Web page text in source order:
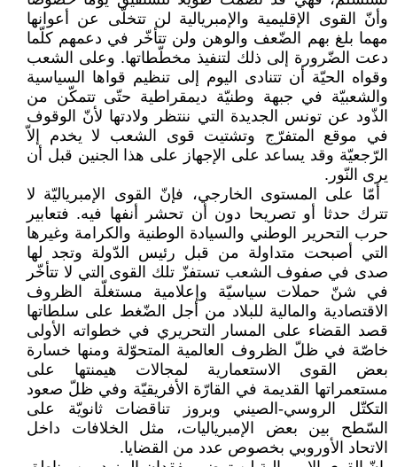
وأنّ القوى الإقليمية والإمبريالية ‏لن تتخلّى عن أعوانها
مهما بلغ بهم ‏الضّعف والوهن ولن تتأخّر في دعمهم ‏كلّما
دعت الضّرورة إلى ذلك لتنفيذ ‏مخطّطاتها. وعلى الشعب
وقواه الحيّة أن ‏تتنادى اليوم إلى تنظيم قواها السياسية
‏والشعبيّة في جبهة وطنيّة ديمقراطية حتّى ‏تتمكّن من
الذّود عن تونس الجديدة التي ‏ننتظر ولادتها لأنّ الوقوف
في موقع ‏المتفرّج وتشتيت قوى الشعب لا يخدم إلاّ
‏الرّجعيّة وقد يساعد على الإجهاز على ‏هذا الجنين قبل أن
يرى النّور.‏
‏ أمّا على المستوى الخارجي، فإنّ ‏القوى الإمبرياليّة لا
تترك حدثا أو ‏تصريحا دون أن تحشر أنفها فيه. فتعابير
‏حرب التحرير الوطني والسيادة الوطنية ‏والكرامة وغيرها
التي أصبحت متداولة ‏من قبل رئيس الدّولة وتجد لها
صدى في ‏صفوف الشعب تستفزّ تلك القوى التي لا ‏تتأخّر
في شنّ حملات سياسيّة وإعلامية ‏مستغلّة الظروف
الاقتصادية والمالية ‏للبلاد من أجل الضّغط على سلطاتها
قصد ‏القضاء على المسار التحريري في ‏خطواته الأولى
خاصّة في ظلّ الظروف ‏العالمية المتحوّلة ومنها خسارة
بعض ‏القوى الاستعمارية لمجالات هيمنتها على
‏مستعمراتها القديمة في القارّة الأفريقيّة ‏وفي ظلّ صعود
التكتّل الروسي-الصيني ‏وبروز تناقضات ثانويّة على
السّطح بين ‏بعض الإمبرياليات، مثل الخلافات داخل
‏الاتحاد الأوروبي بخصوص عدد من ‏القضايا.‏